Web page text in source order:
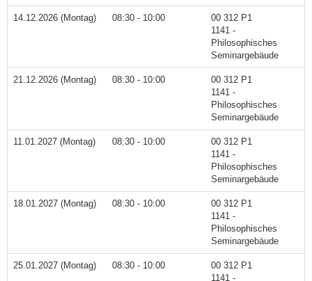
14.12.2026 (Montag) 08:30 - 10:00
00 312 P1
1141 -
Philosophisches
Seminargebäude
21.12.2026 (Montag) 08:30 - 10:00
00 312 P1
1141 -
Philosophisches
Seminargebäude
11.01.2027 (Montag) 08:30 - 10:00
00 312 P1
1141 -
Philosophisches
Seminargebäude
18.01.2027 (Montag) 08:30 - 10:00
00 312 P1
1141 -
Philosophisches
Seminargebäude
25.01.2027 (Montag) 08:30 - 10:00
00 312 P1
1141 -